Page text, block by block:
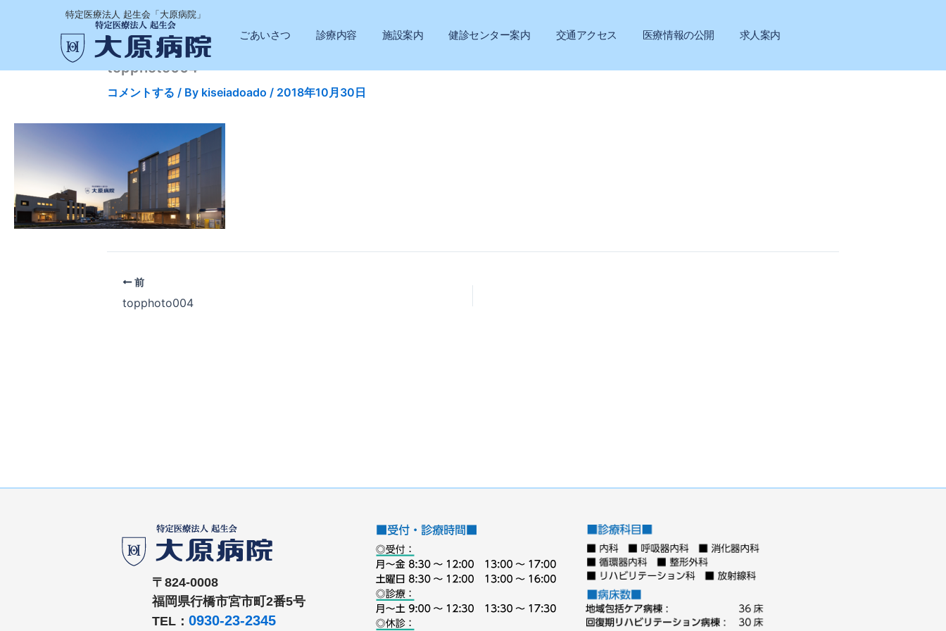
特定医療法人 起生会「大原病院」
ごあいさつ 診療内容 施設案内 健診センター案内 交通アクセス 医療情報の公開 求人案内
topphoto004
コメントする / By kiseiadoado / 2018年10月30日
前
topphoto004
〒824-0008
福岡県行橋市宮市町2番5号
TEL： 0930-23-2345